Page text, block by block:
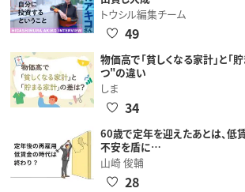
トウシル編集チーム
49
物価高で「貧しくなる家計」と「
つ"の違い
しま
34
60歳で定年を迎えたあとは、
不安を盾に…
山崎 俊輔
28